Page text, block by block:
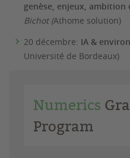
genèse, enjeux, ambition
Bichot (Athome solution)
20 décembre: IA &
Université de Bordeaux)
Numerics
Program